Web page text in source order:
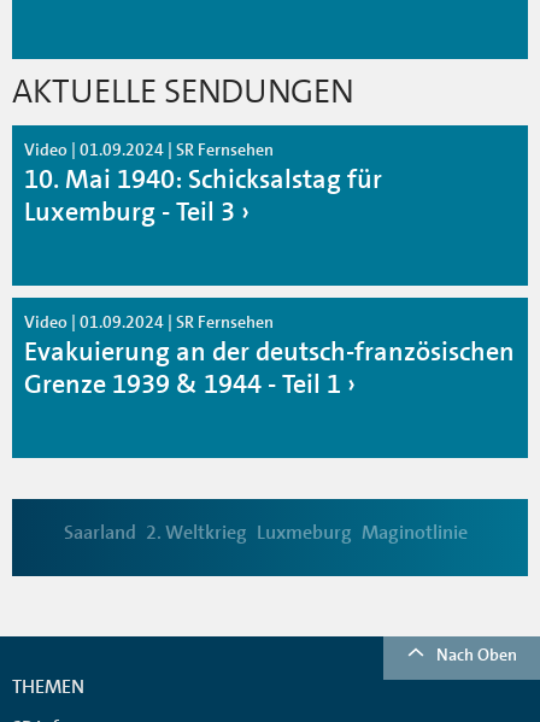
AKTUELLE SENDUNGEN
Video | 01.09.2024 | SR Fernsehen
10. Mai 1940: Schicksalstag für
Luxemburg - Teil 3
Video | 01.09.2024 | SR Fernsehen
Evakuierung an der deutsch-französischen
Grenze 1939 & 1944 - Teil 1
Saarland 2. Weltkrieg Luxmeburg Maginotlinie
Nach Oben
THEMEN